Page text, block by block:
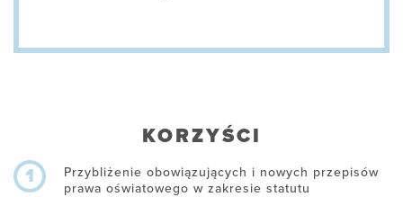
KORZYŚCI
1
Przybliżenie obowiązujących i nowych przepisów
prawa oświatowego w zakresie statutu